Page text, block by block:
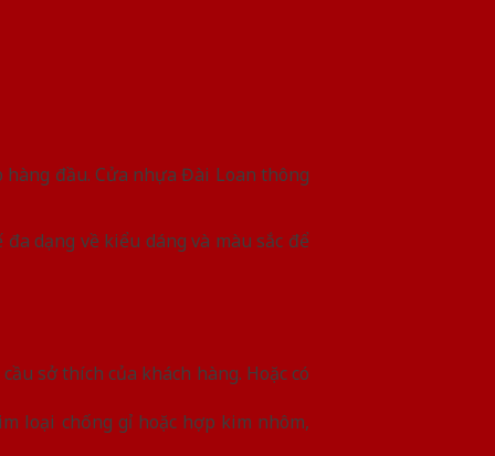
đầu. Cửa nhựa Đài Loan thông
dạng về kiểu dáng và màu sắc để
sở thích của khách hàng. Hoặc có
loại chống gỉ hoặc hợp kim nhôm,